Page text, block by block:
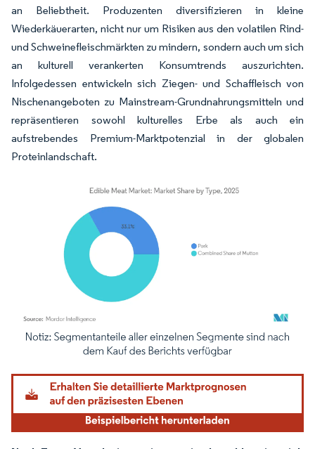
an Beliebtheit. Produzenten diversifizieren in kleine
Wiederkäuerarten, nicht nur um Risiken aus den volatilen Rind-
und Schweinefleischmärkten zu mindern, sondern auch um sich
an kulturell verankerten Konsumtrends auszurichten.
Infolgedessen entwickeln sich Ziegen- und Schaffleisch von
Nischenangeboten zu Mainstream-Grundnahrungsmitteln und
repräsentieren sowohl kulturelles Erbe als auch ein
aufstrebendes Premium-Marktpotenzial in der globalen
Proteinlandschaft.
Bild © Mordor Intelligence. Wiederverwendung erfordert Namensnennung